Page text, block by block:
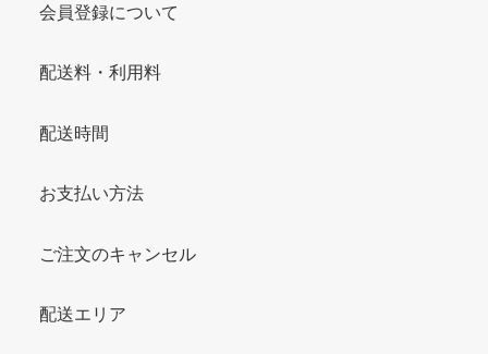
会員登録について
配送料・利用料
配送時間
お支払い方法
ご注文のキャンセル
配送エリア